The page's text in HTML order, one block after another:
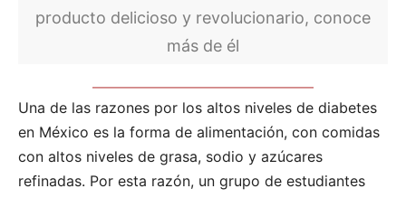
producto delicioso y revolucionario, conoce
más de él
Una de las razones por los altos niveles de diabetes
en México es la forma de alimentación, con comidas
con altos niveles de grasa, sodio y azúcares
refinadas. Por esta razón, un grupo de estudiantes